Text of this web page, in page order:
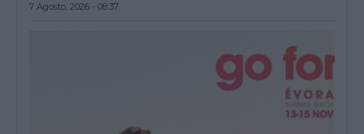
7 Agosto, 2026 - 08:37